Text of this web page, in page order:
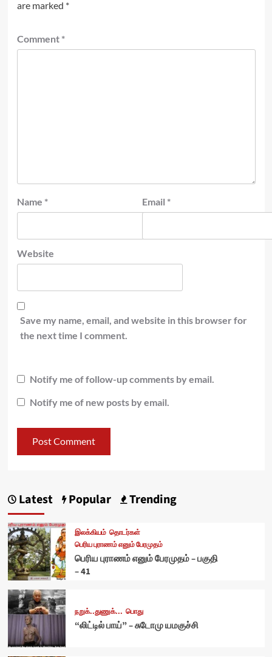
are marked *
Comment *
Name * Email *
Website
Save my name, email, and website in this browser for
the next time I comment.
Notify me of follow-up comments by email.
Notify me of new posts by email.
Latest Popular Trending
இலக்கியம் தொடர்கள்
பெரிய புராணம் எனும் பேரமுதம்
பெரிய புராணம் எனும் பேரமுதம் – பகுதி
– 41
நறுக்..துணுக்... பொது
“லிட்டில் பாய்” – சுடோமு யமகுச்சி